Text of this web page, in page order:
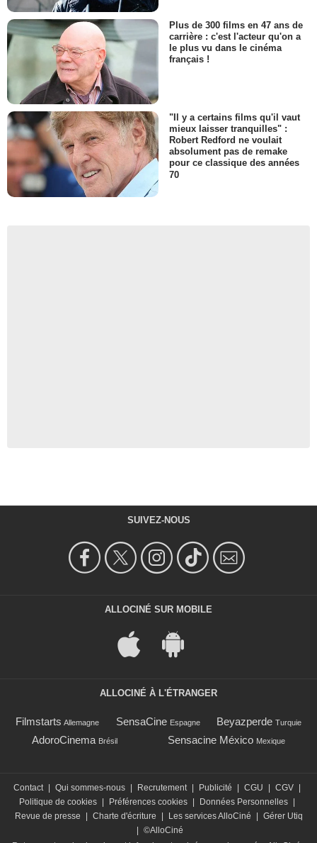
Plus de 300 films en 47 ans de
carrière : c'est l'acteur qu'on a
le plus vu dans le cinéma
français !
"Il y a certains films qu'il vaut
mieux laisser tranquilles" :
Robert Redford ne voulait
absolument pas de remake
pour ce classique des années
70
SUIVEZ-NOUS
ALLOCINÉ SUR MOBILE
ALLOCINÉ À L'ÉTRANGER
Filmstarts Allemagne SensaCine Espagne Beyazperde Turquie
AdoroCinema Brésil Sensacine México Mexique
Contact | Qui sommes-nous | Recrutement | Publicité | CGU | CGV |
Politique de cookies | Préférences cookies | Données Personnelles |
Revue de presse
| Charte d'écriture | Les services AlloCiné | Gérer Utiq
| ©AlloCiné